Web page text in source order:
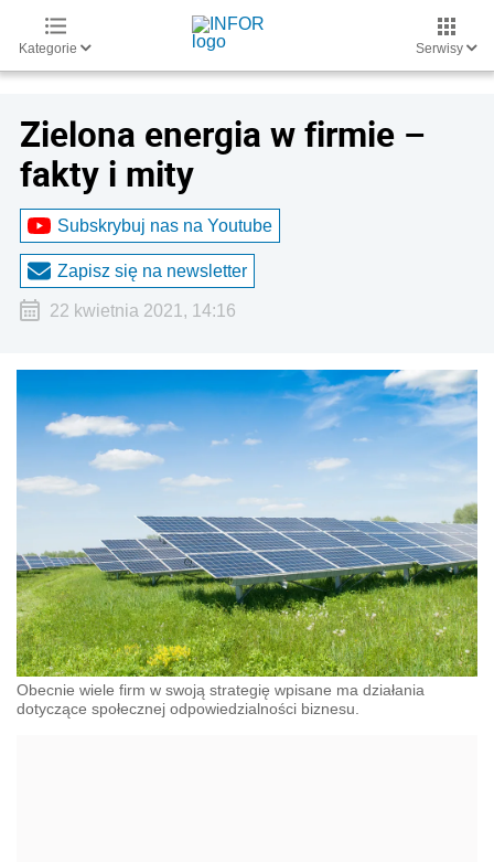
Kategorie Serwisy
Zielona energia w firmie –
fakty i mity
Subskrybuj nas na Youtube
Zapisz się na newsletter
22 kwietnia 2021, 14:16
Obecnie wiele firm w swoją strategię wpisane ma działania
dotyczące społecznej odpowiedzialności biznesu.